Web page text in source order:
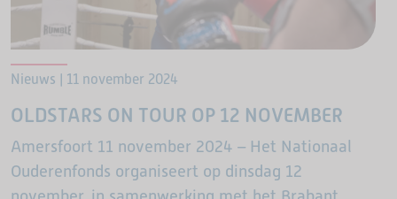
Nieuws | 11 november 2024
OLDSTARS ON TOUR OP 12 NOVEMBER
Amersfoort 11 november 2024 – Het Nationaal
Ouderenfonds organiseert op dinsdag 12